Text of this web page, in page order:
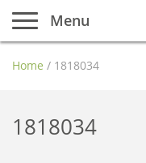
Menu
Home / 1818034
1818034